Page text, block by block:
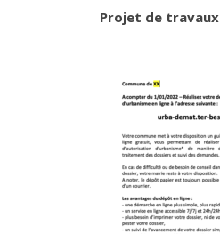
Projet de travaux